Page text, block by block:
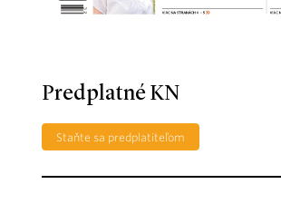
Predplatné KN
Staňte sa predplatiteľom